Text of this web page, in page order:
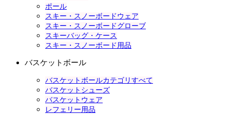
ポール
スキー・スノーボードウェア
スキー・スノーボードグローブ
スキーバッグ・ケース
スキー・スノーボード用品
バスケットボール
バスケットボールカテゴリすべて
バスケットシューズ
バスケットウェア
レフェリー用品